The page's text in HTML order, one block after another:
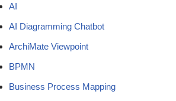
AI
AI Diagramming Chatbot
ArchiMate Viewpoint
BPMN
Business Process Mapping